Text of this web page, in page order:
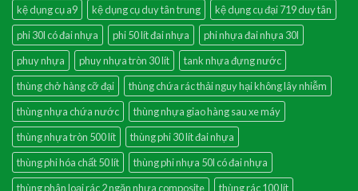
kệ dụng cụ a9
kệ dụng cụ duy tân trung
kệ dụng cụ đại 719 duy tân
phi 30l có đai nhựa
phi 50 lít đai nhựa
phi nhựa đai nhựa 30l
phuy nhựa
phuy nhựa tròn 30 lít
tank nhựa đựng nước
thùng chở hàng cỡ đại
thùng chứa rác thải nguy hại không lây nhiễm
thùng nhựa chứa nước
thùng nhựa giao hàng sau xe máy
thùng nhựa tròn 500 lít
thùng phi 30 lít đai nhựa
thùng phi hóa chất 50 lít
thùng phi nhựa 50l có đai nhựa
thùng phân loại rác 2 ngăn nhựa composite
thùng rác 100 lít